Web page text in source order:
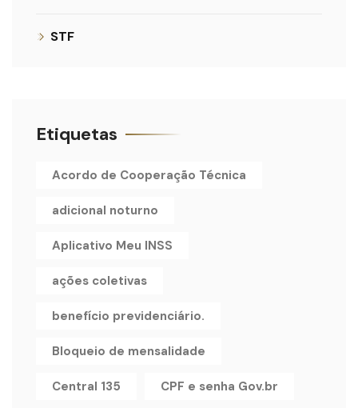
STF
Etiquetas
Acordo de Cooperação Técnica
adicional noturno
Aplicativo Meu INSS
ações coletivas
benefício previdenciário.
Bloqueio de mensalidade
Central 135 CPF e senha Gov.br